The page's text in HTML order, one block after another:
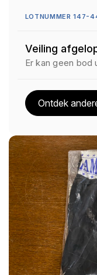
LOTNUMMER 147-
Veiling
Er kan geen
Ontdek